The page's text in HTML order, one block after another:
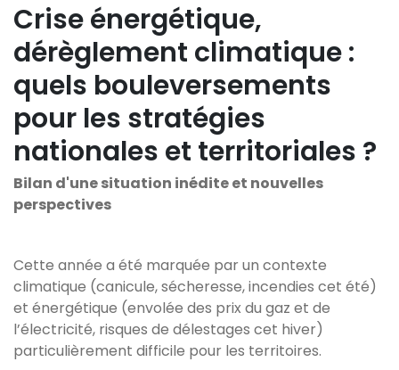
Crise énergétique,
dérèglement climatique :
quels bouleversements
pour les stratégies
nationales et territoriales ?
Bilan d'une situation inédite et nouvelles
perspectives
Cette année a été marquée par un contexte
climatique (canicule, sécheresse, incendies cet été)
et énergétique (envolée des prix du gaz et de
l’électricité, risques de délestages cet hiver)
particulièrement difficile pour les territoires.